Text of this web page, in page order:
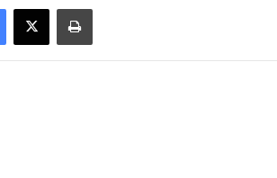
Facebook
X Imprimir